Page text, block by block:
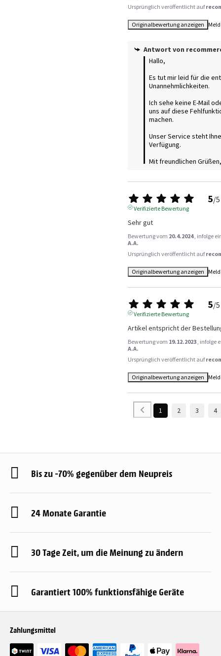
Ursprünglich veröffentlicht auf
Originalbewertung anzeigen
Antwort von
Hallo,
Es tut mir leid für die
Unannehmlichkeiten.
Ich sehe keine E-Mail
uns auf diese
machen.
Unser Service steht
Verfügung.
Mit freundlichen
5/5
Verifizierte Bewertung
Sehr gut
Bewertung vom 20.4.2024 , infolge
A.A.
Ursprünglich veröffentlicht auf
Originalbewertung anzeigen
5/5
Verifizierte Bewertung
Artikel entspricht der
Bewertung vom 19.12.2023 , infolge
A.A.
Ursprünglich veröffentlicht auf
Originalbewertung anzeigen
1 2 3 4
Bis zu -70% gegenüber dem Neupreis
24 Monate Garantie
30 Tage Zeit, um die Meinung zu ändern
Garantiert 100% funktionsfähige Geräte
Zahlungsmittel